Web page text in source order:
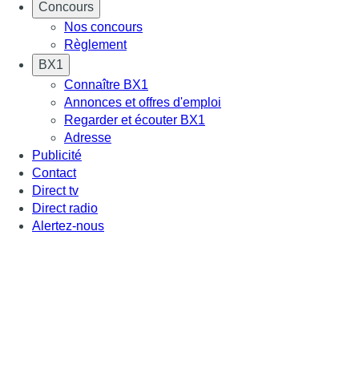
Concours
Nos concours
Règlement
BX1
Connaître BX1
Annonces et offres d'emploi
Regarder et écouter BX1
Adresse
Publicité
Contact
Direct tv
Direct radio
Alertez-nous